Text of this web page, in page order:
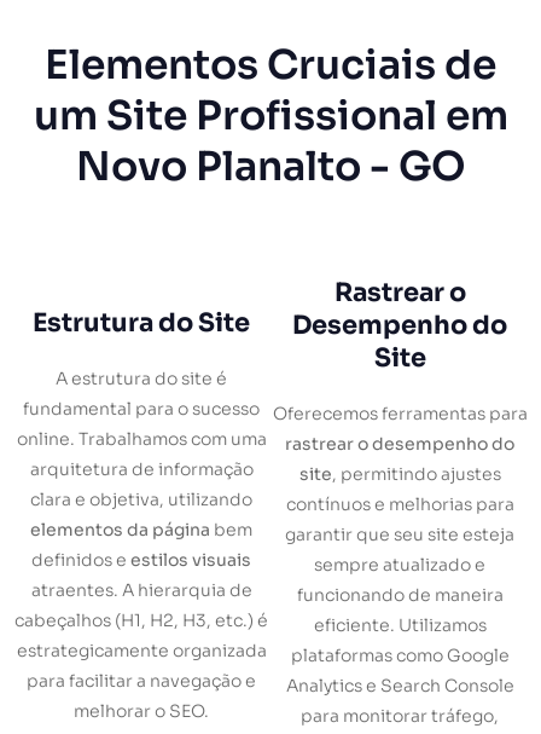
Elementos Cruciais de
um Site Profissional em
Novo Planalto - GO
Estrutura do Site
A estrutura do site é
fundamental para o sucesso
online. Trabalhamos com uma
arquitetura de informação
clara e objetiva, utilizando
elementos da página bem
definidos e estilos visuais
atraentes. A hierarquia de
cabeçalhos (H1, H2, H3, etc.) é
estrategicamente organizada
para facilitar a navegação e
melhorar o SEO.
Rastrear o
Desempenho do
Site
Oferecemos ferramentas para
rastrear o desempenho do
site, permitindo ajustes
contínuos e melhorias para
garantir que seu site esteja
sempre atualizado e
funcionando de maneira
eficiente. Utilizamos
plataformas como Google
Analytics e Search Console
para monitorar tráfego,